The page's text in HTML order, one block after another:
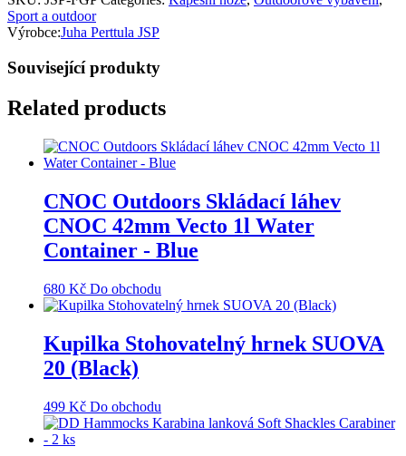
Sport a outdoor
Výrobce:Juha Perttula JSP
Související produkty
Related products
CNOC Outdoors Skládací láhev
CNOC 42mm Vecto 1l Water
Container - Blue
680 Kč Do obchodu
Kupilka Stohovatelný hrnek SUOVA
20 (Black)
499 Kč Do obchodu